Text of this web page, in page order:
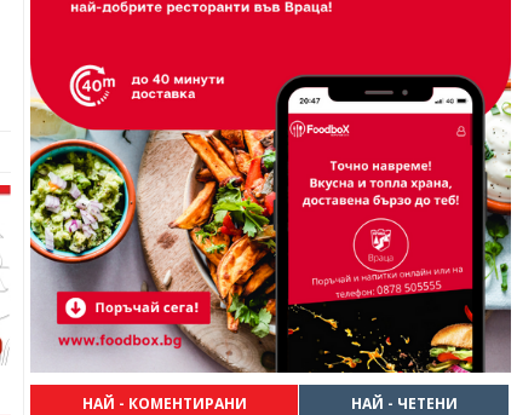
НАЙ - КОМЕНТИРАНИ НАЙ - ЧЕТЕНИ